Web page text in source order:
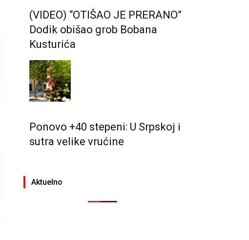
(VIDEO) “OTIŠAO JE PRERANO”
Dodik obišao grob Bobana
Kusturića
Ponovo +40 stepeni: U Srpskoj i
sutra velike vrućine
Aktuelno